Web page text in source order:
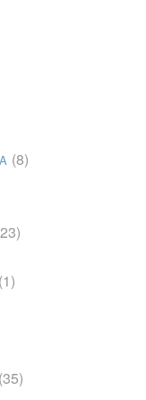
(8)
(1)
(35)